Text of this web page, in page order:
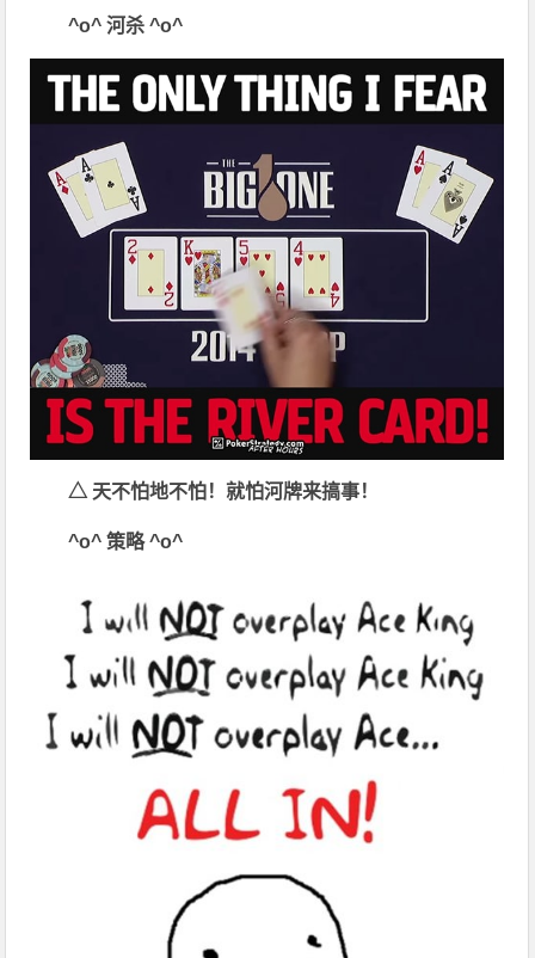
^o^河杀 ^o^
△ 天不怕地不怕！就怕河牌来搞事！
^o^策略^o^